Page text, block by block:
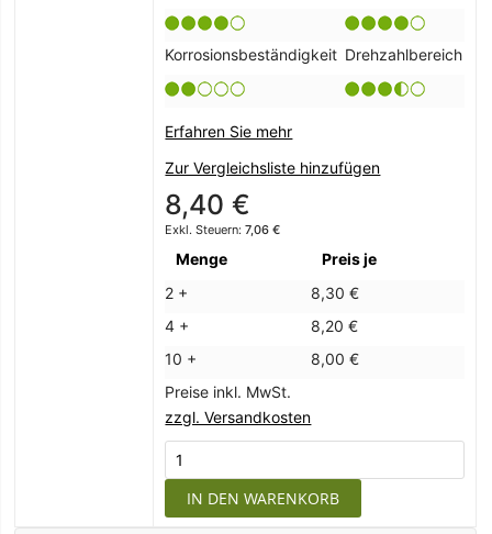
Korrosionsbeständigkeit Drehzahlbereich
Erfahren Sie mehr
Zur Vergleichsliste hinzufügen
8,40 €
7,06 €
Menge
Preis je
2 +
8,30 €
4 +
8,20 €
10 +
8,00 €
Preise inkl. MwSt.
zzgl. Versandkosten
IN DEN WARENKORB